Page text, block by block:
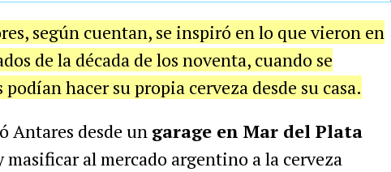
según cuentan, se inspiró en lo que vieron en
de la década de los noventa, cuando se
hacer su propia cerveza desde su casa.
Antares desde un garage en Mar del Plata
masificar al mercado argentino a la cerveza